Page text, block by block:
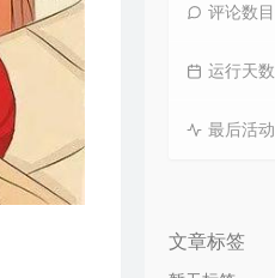
评论数目
运行天数
最后活动
文章标签